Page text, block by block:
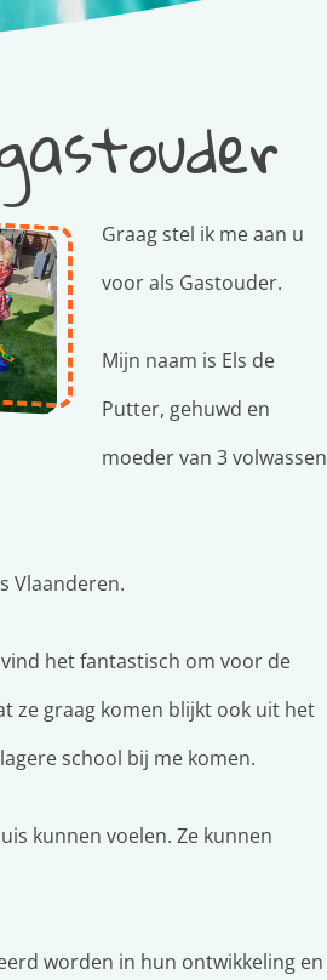
Graag stel ik me aan u
voor als Gastouder.
Mijn naam is Els de
Putter, gehuwd en
moeder van 3 volwassen
Vlaanderen.
het fantastisch om voor de
ze graag komen blijkt ook uit het
school bij me komen.
kunnen voelen. Ze kunnen
worden in hun ontwikkeling en